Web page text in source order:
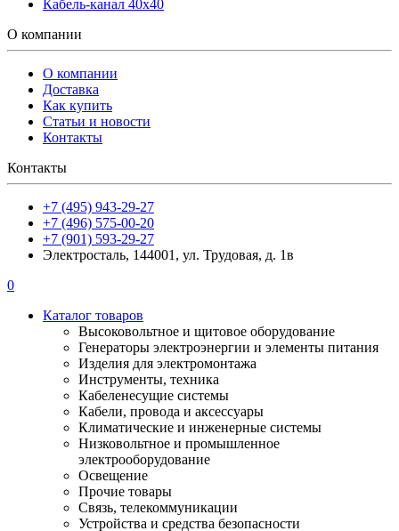
Кабель-канал 40х40
О компании
О компании
Доставка
Как купить
Статьи и новости
Контакты
Контакты
+7 (495) 943-29-27
+7 (496) 575-00-20
+7 (901) 593-29-27
Электросталь, 144001, ул. Трудовая, д. 1в
0
Каталог товаров
Высоковольтное и щитовое оборудование
Генераторы электроэнергии и элементы питания
Изделия для электромонтажа
Инструменты, техника
Кабеленесущие системы
Кабели, провода и аксессуары
Климатические и инженерные системы
Низковольтное и промышленное
электрооборудование
Освещение
Прочие товары
Связь, телекоммуникации
Устройства и средства безопасности